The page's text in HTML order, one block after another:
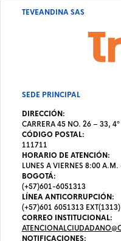
TEVEANDINA SAS
SEDE PRINCIPAL
DIRECCIÓN:
CARRERA 45 NO. 26 – 33,
CÓDIGO POSTAL:
111711
HORARIO DE ATENCIÓN:
LUNES A VIERNES 8:00
BOGOTÁ:
(+57)601-6051313
LÍNEA ANTICORRUPCIÓN:
(+57)601 6051313 EXT(1313)
CORREO INSTITUCIONAL:
NOTIFICACIONES: